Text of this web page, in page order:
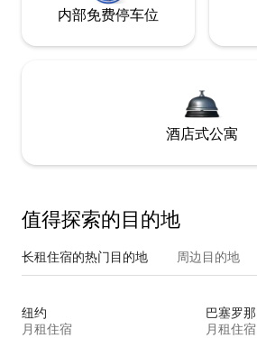
内部免费停车位
酒店式公寓
值得探索的目的地
长租住宿的热门目的地 周边目的地
纽约
月租住宿
巴塞罗那
月租住宿